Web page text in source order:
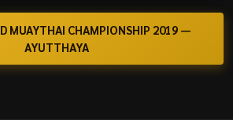
MUAYTHAI CHAMPIONSHIP 2019 —
AYUTTHAYA